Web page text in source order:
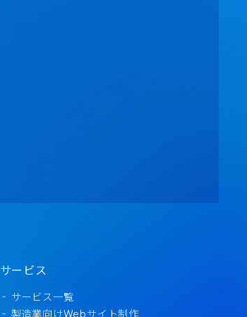
サービス
サービス一覧
製造業向けWebサイト制作